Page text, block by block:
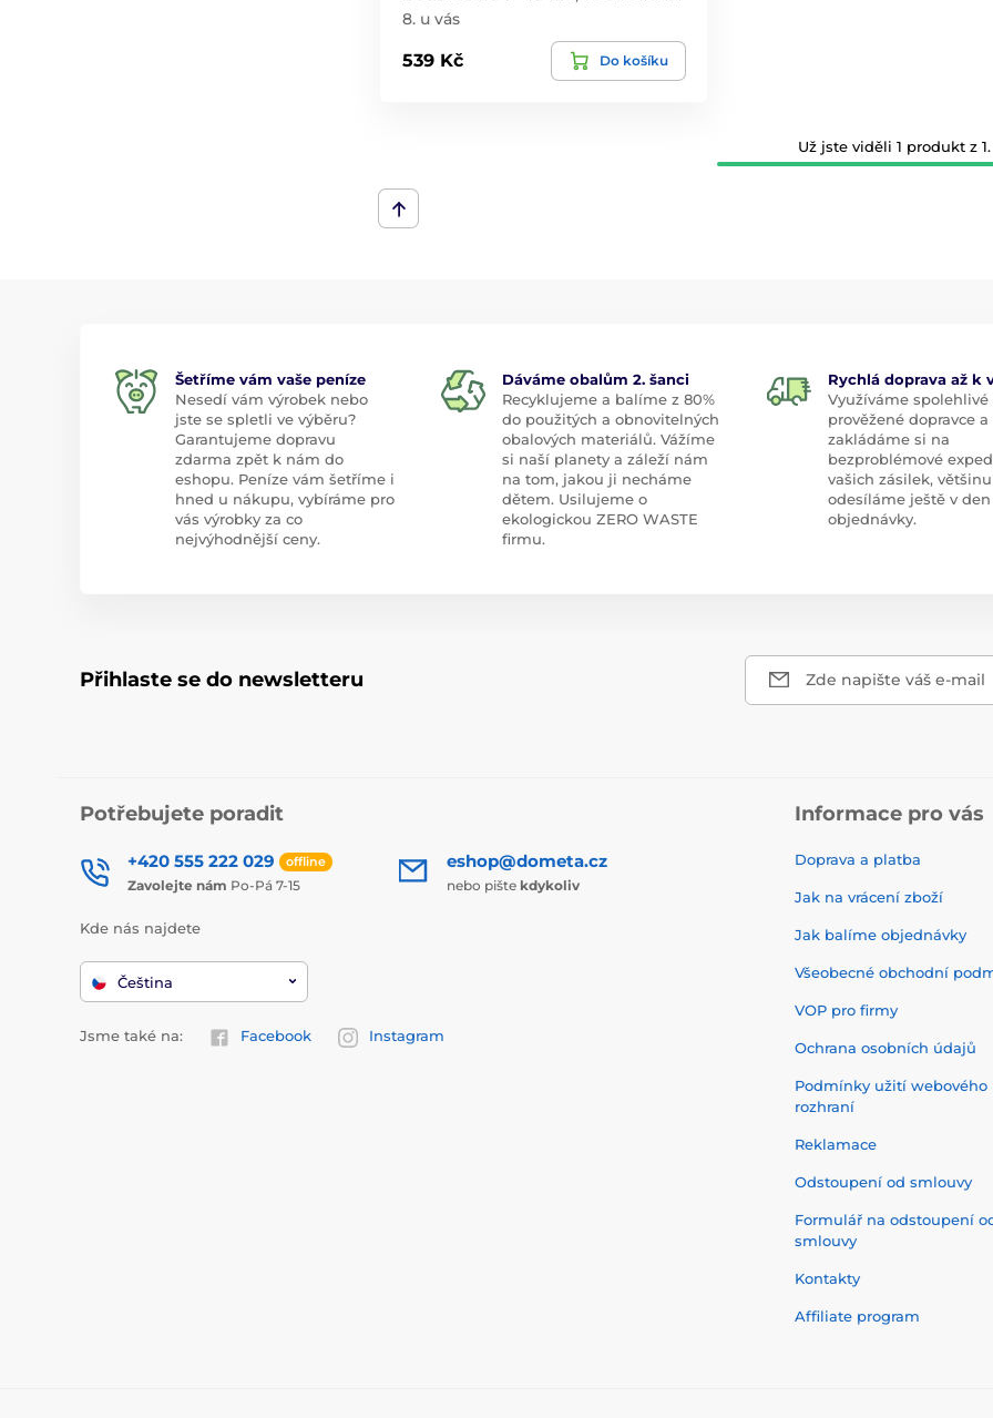
8. u vás
539 Kč Do košíku
Už jste viděli 1 produkt z 1.
Šetříme vám vaše peníze
Nesedí vám výrobek nebo
jste se spletli ve výběru?
Garantujeme dopravu
zdarma zpět k nám do
eshopu. Peníze vám šetříme i
hned u nákupu, vybíráme pro
vás výrobky za co
nejvýhodnější ceny.
Dáváme obalům 2. šanci
Recyklujeme a balíme z 80%
do použitých a obnovitelných
obalových materiálů. Vážíme
si naší planety a záleží nám
na tom, jakou ji necháme
dětem. Usilujeme o
ekologickou ZERO WASTE
firmu.
Rychlá doprava až k
Využíváme spolehlivé
prověžené dopravce a
zakládáme si na
bezproblémové
vašich zásilek,
odesíláme ještě v den
objednávky.
Přihlaste se do newsletteru Zde napište váš e-mail
Potřebujete poradit
+420 555 222 029 offline
Zavolejte nám Po-Pá 7-15
eshop@dometa.cz
nebo pište kdykoliv
Kde nás najdete
Čeština
Jsme také na: Facebook Instagram
Informace pro vás
Doprava a platba
Jak na vrácení zboží
Jak balíme objednávky
Všeobecné obchodní
VOP pro firmy
Ochrana osobních údajů
Podmínky užití webového
rozhraní
Reklamace
Odstoupení od smlouvy
Formulář na odstoupení
smlouvy
Kontakty
Affiliate program